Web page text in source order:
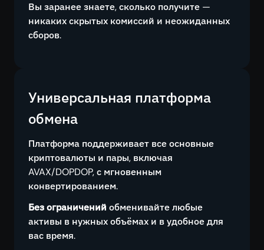
Вы заранее знаете, сколько получите —
никаких скрытых комиссий и неожиданных
сборов.
Универсальная платформа
обмена
Платформа поддерживает все основные
криптовалюты и пары, включая
AVAX/DOPDOP, с мгновенным
конвертированием.
Без ограничений обменивайте любые
активы в нужных объёмах и в удобное для
вас время.